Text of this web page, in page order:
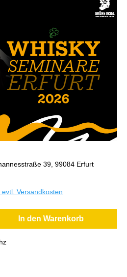
39, 99084 Erfurt
Versandkosten
In den Warenkorb